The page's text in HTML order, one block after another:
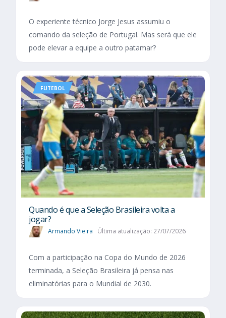
O experiente técnico Jorge Jesus assumiu o
comando da seleção de Portugal. Mas será que ele
pode elevar a equipe a outro patamar?
FUTEBOL
Quando é que a Seleção Brasileira volta a
jogar?
Armando Vieira Última atualização: 27/07/2026
Com a participação na Copa do Mundo de 2026
terminada, a Seleção Brasileira já pensa nas
eliminatórias para o Mundial de 2030.